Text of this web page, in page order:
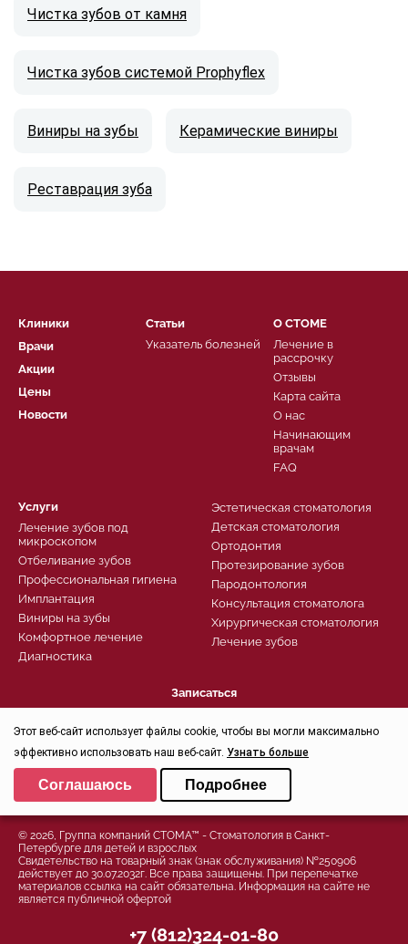
Чистка зубов от камня
Чистка зубов системой Prophyflex
Виниры на зубы Керамические виниры
Реставрация зуба
Клиники
Врачи
Акции
Цены
Новости
Услуги
Лечение зубов под
микроскопом
Отбеливание зубов
Профессиональная гигиена
Имплантация
Виниры на зубы
Комфортное лечение
Диагностика
Эстетическая стоматология
Детская стоматология
Ортодонтия
Протезирование зубов
Пародонтология
Консультация стоматолога
Хирургическая стоматология
Лечение зубов
О СТОМЕ
Лечение в
рассрочку
Отзывы
Карта сайта
О нас
Начинающим
врачам
FAQ
Статьи
Указатель болезней
Записаться
Задать вопрос
Контроль качества
© 2026, Группа компаний СТОМА™ - Стоматология в Санкт-
Петербурге для детей и взрослых
Свидетельство на товарный знак (знак обслуживания) №250906
действует до 30.07.2032г. Все права защищены. При перепечатке
материалов ссылка на сайт обязательна. Информация на сайте не
является публичной офертой
+7 (812)324-01-80
Этот веб-сайт использует файлы cookie, чтобы вы могли максимально
эффективно использовать наш веб-сайт. Узнать больше
Выберите настройки cookie
Минимальные
Соглашаюсь Подробнее